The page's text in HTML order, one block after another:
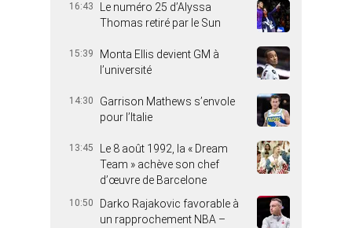
16:43
Le numéro 25 d’Alyssa
Thomas retiré par le Sun
15:39
Monta Ellis devient GM à
l’université
14:30
Garrison Mathews s’envole
pour l’Italie
13:45
Le 8 août 1992, la « Dream
Team » achève son chef
d’œuvre de Barcelone
10:50
Darko Rajakovic favorable à
un rapprochement NBA –